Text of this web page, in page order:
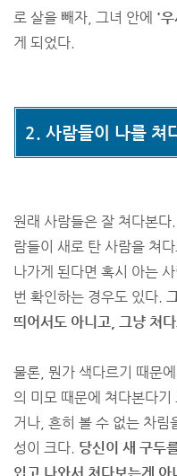
로 살을 빼자, 그녀 안에 '우
게 되었다.
2. 사람들이 나를 쳐
원래 사람들은 잘 쳐다본
람들이 새로 탄 사람을 쳐
나가게 된다면 혹시 아는
번 확인하는 경우도 있다.
띄어서도 아니고, 그냥 쳐
물론, 뭔가 색다르기 때문
의 미모 때문에 쳐다본다
거나, 흔히 볼 수 없는 차
성이 크다. 당신이 새 구두